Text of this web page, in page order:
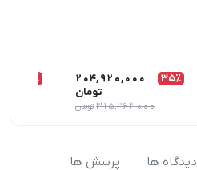
35٪
204,920,000
تومان
315,262,000 تومان
35٪
دیدگاه ها پرسش ها